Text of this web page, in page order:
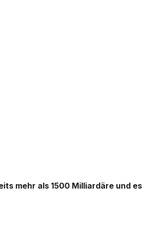
mehr als 1500 Milliardäre und es